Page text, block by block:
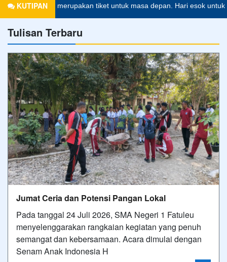
KUTIPAN
merupakan tiket untuk masa depan. Hari esok untuk orang-
Tulisan Terbaru
Jumat Ceria dan Potensi Pangan Lokal
Pada tanggal 24 Juli 2026, SMA Negeri 1 Fatuleu
menyelenggarakan rangkaian kegiatan yang penuh
semangat dan kebersamaan. Acara dimulai dengan
Senam Anak Indonesia H